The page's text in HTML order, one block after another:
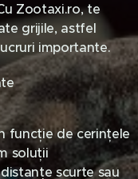
Zootaxi.ro, te
grijile, astfel
importante.
funcție de cerințele
soluții
scurte sau